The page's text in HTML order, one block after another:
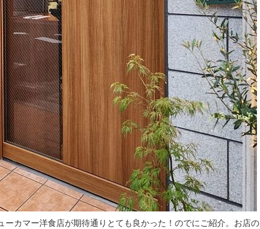
ーカマー洋食店が期待通りとても良かった！のでにご紹介。お店の